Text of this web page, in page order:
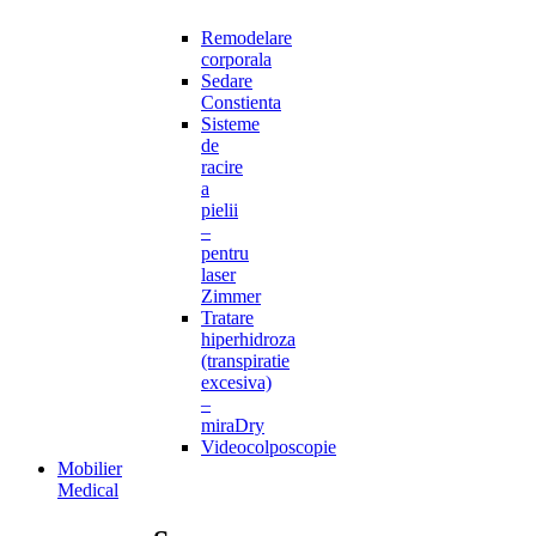
Remodelare
corporala
Sedare
Constienta
Sisteme
de
racire
a
pielii
–
pentru
laser
Zimmer
Tratare
hiperhidroza
(transpiratie
excesiva)
–
miraDry
Videocolposcopie
Mobilier
Medical